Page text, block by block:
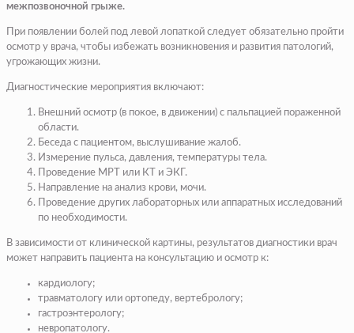
межпозвоночной грыже.
При появлении болей под левой лопаткой следует обязательно пройти
осмотр у врача, чтобы избежать возникновения и развития патологий,
угрожающих жизни.
Диагностические мероприятия включают:
Внешний осмотр (в покое, в движении) с пальпацией пораженной
области.
Беседа с пациентом, выслушивание жалоб.
Измерение пульса, давления, температуры тела.
Проведение МРТ или КТ и ЭКГ.
Направление на анализ крови, мочи.
Проведение других лабораторных или аппаратных исследований
по необходимости.
В зависимости от клинической картины, результатов диагностики врач
может направить пациента на консультацию и осмотр к:
кардиологу;
травматологу или ортопеду, вертебрологу;
гастроэнтерологу;
невропатологу.